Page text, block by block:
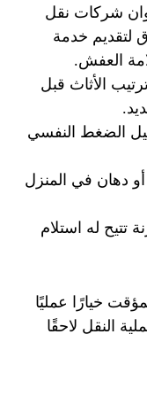
شركات نقل
لتقديم خدمة
العفش.
الأثاث قبل
الضغط النفسي
دهان في المنزل
تتيح له استلام
خيارًا عمليًا
النقل لاحقًا